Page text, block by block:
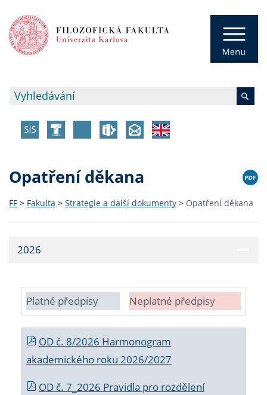
Opatření děkana
FF > Fakulta > Strategie a další dokumenty > Opatření děkana
2026
Platné předpisy Neplatné předpisy
OD č. 8/2026 Harmonogram
akademického roku 2026/2027
OD č. 7_2026 Pravidla pro rozdělení